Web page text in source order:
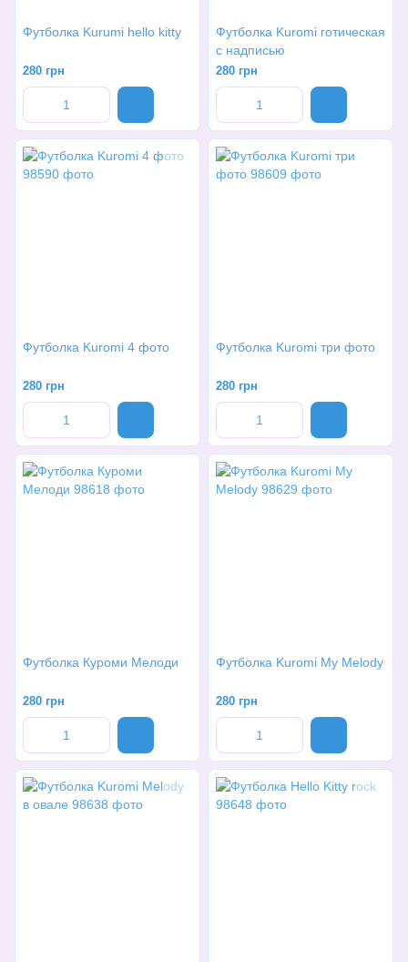
Футболка Kurumi hello kitty
280 грн
Футболка Kuromi готическая
с надписью
280 грн
Футболка Kuromi 4 фото
280 грн
Футболка Kuromi три фото
280 грн
Футболка Куроми Мелоди
280 грн
Футболка Kuromi My Melody
280 грн